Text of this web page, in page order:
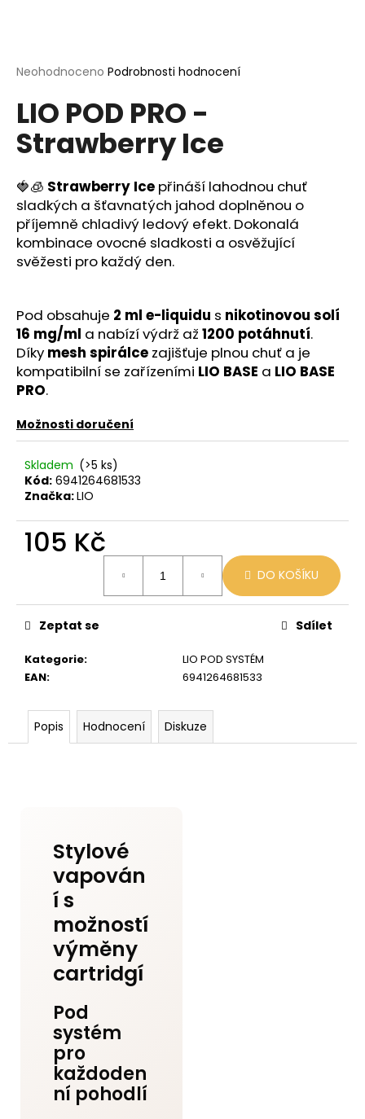
Průměrné
produktu
je
0,0
z
hvězdiček.
Neohodnoceno Podrobnosti hodnocení
LIO POD PRO -
Strawberry Ice
🍓🧊 Strawberry Ice přináší lahodnou chuť
sladkých a šťavnatých jahod doplněnou o
příjemně chladivý ledový efekt. Dokonalá
kombinace ovocné sladkosti a osvěžující
svěžesti pro každý den.
Pod obsahuje 2 ml e-liquidu s nikotinovou solí
16 mg/ml a nabízí výdrž až 1200 potáhnutí.
Díky mesh spirálce zajišťuje plnou chuť a je
kompatibilní se zařízeními LIO BASE a LIO BASE
PRO.
Možnosti doručení
Skladem (>5 ks)
Kód: 6941264681533
Značka:LIO
105 Kč
DO KOŠÍKU
Kategorie:
LIO POD SYSTÉM
EAN: 6941264681533
Zeptat se Sdílet
Popis Hodnocení Diskuze
Stylové
vapován
í s
možností
výměny
cartridgí
Pod
systém
pro
každoden
ní pohodlí
í
t
?
HLEDAT
D
o
r
u
č
u
e
m
e
JDI
GRAPE
ROMIO
POD
Původně:
109